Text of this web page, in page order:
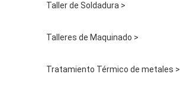
Taller de Soldadura >
Talleres de Maquinado >
Tratamiento Térmico de metales >